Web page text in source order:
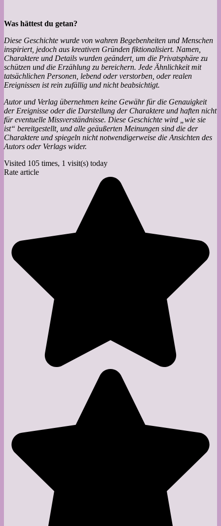
Was hättest du getan?
Diese Geschichte wurde von wahren Begebenheiten und Menschen
inspiriert, jedoch aus kreativen Gründen fiktionalisiert. Namen,
Charaktere und Details wurden geändert, um die Privatsphäre zu
schützen und die Erzählung zu bereichern. Jede Ähnlichkeit mit
tatsächlichen Personen, lebend oder verstorben, oder realen
Ereignissen ist rein zufällig und nicht beabsichtigt.
Autor und Verlag übernehmen keine Gewähr für die Genauigkeit
der Ereignisse oder die Darstellung der Charaktere und haften nicht
für eventuelle Missverständnisse. Diese Geschichte wird „wie sie
ist“ bereitgestellt, und alle geäußerten Meinungen sind die der
Charaktere und spiegeln nicht notwendigerweise die Ansichten des
Autors oder Verlags wider.
Visited 105 times, 1 visit(s) today
Rate article